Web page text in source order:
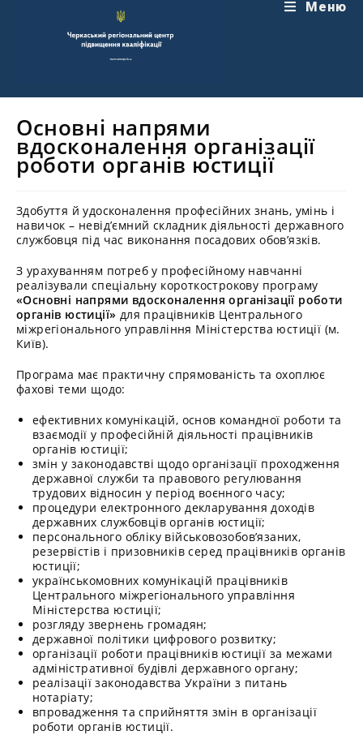
Меню
Основні напрями
вдосконалення організації
роботи органів юстиції
Здобуття й удосконалення професійних знань, умінь і
навичок – невід’ємний складник діяльності державного
службовця під час виконання посадових обов’язків.
З урахуванням потреб у професійному навчанні
реалізували спеціальну короткострокову програму
«Основні напрями вдосконалення організації роботи
органів юстиції» для працівників Центрального
міжрегіонального управління Міністерства юстиції (м.
Київ).
Програма має практичну спрямованість та охоплює
фахові теми щодо:
ефективних комунікацій, основ командної роботи та
взаємодії у професійній діяльності працівників
органів юстиції;
змін у законодавстві щодо організації проходження
державної служби та правового регулювання
трудових відносин у період воєнного часу;
процедури електронного декларування доходів
державних службовців органів юстиції;
персонального обліку військовозобов’язаних,
резервістів і призовників серед працівників органів
юстиції;
українськомовних комунікацій працівників
Центрального міжрегіонального управління
Міністерства юстиції;
розгляду звернень громадян;
державної політики цифрового розвитку;
організації роботи працівників юстиції за межами
адміністративної будівлі державного органу;
реалізації законодавства України з питань
нотаріату;
впровадження та сприйняття змін в організації
роботи органів юстиції.